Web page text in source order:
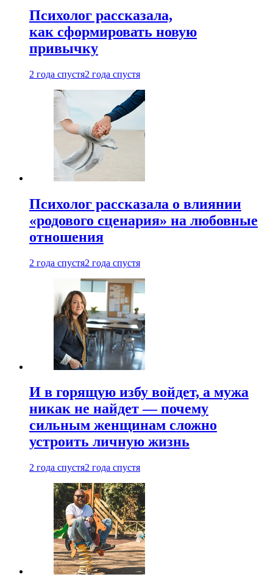
Психолог рассказала,
как сформировать новую
привычку
2 года спустя2 года спустя
Психолог рассказала о влиянии
«родового сценария» на любовные
отношения
2 года спустя2 года спустя
И в горящую избу войдет, а мужа
никак не найдет — почему
сильным женщинам сложно
устроить личную жизнь
2 года спустя2 года спустя